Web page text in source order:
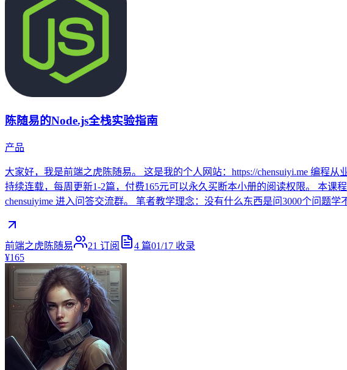
陈随易的Node.js全栈实验指南
产品
大家好，我是前端之虎陈随易。 这是我的个人网站：https://chensuiyi.me 编程
持续连载，每周更新1-2篇，付费165元可以永久买断本小册的阅读权限。 本课
chensuiyime 进入问答交流群。 笔者教学理念：没有什么东西是问3000个问题学
前端之虎陈随易 21 订阅 4 篇01/17 收录
¥165